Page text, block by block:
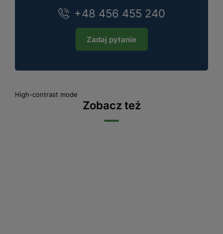
+48 456 455 240
Zadaj pytanie
High-contrast mode
Zobacz też